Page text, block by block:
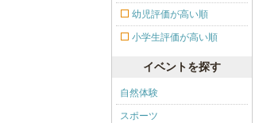
幼児評価が高い順
小学生評価が高い順
イベントを探す
自然体験
スポーツ